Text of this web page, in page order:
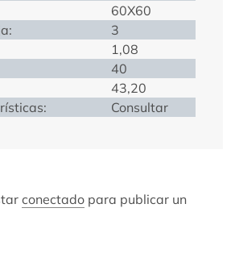
60X60
3
1,08
40
43,20
Consultar
conectado para publicar un